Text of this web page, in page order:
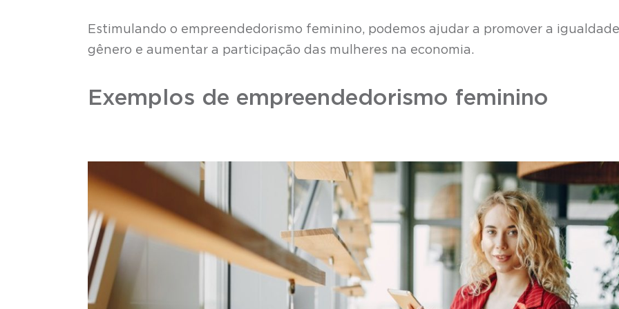
Estimulando o empreendedorismo feminino, podemos ajudar a promover a
gênero e aumentar a participação das mulheres na economia.
Exemplos de empreendedorismo feminino